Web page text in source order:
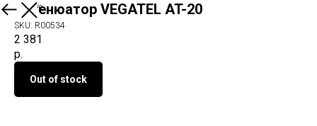
О продукте
Аттенюатор VEGATEL AT-20
SKU: R00534
2 381
р.
Out of stock